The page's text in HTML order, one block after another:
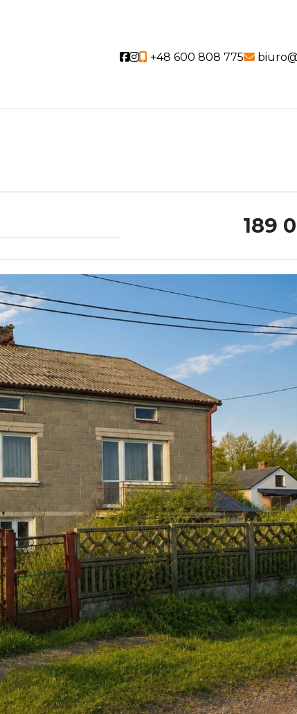
Social link
Social link
+48 600 808 775
189